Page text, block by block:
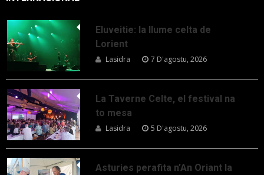
Eluveitie: la llume celta de
Lorient
Lasidra 7 D'agostu, 2026
La Taverne Celte, el festival na
to mesa
Lasidra 5 D'agostu, 2026
Asturies perafita n’An Oriant la